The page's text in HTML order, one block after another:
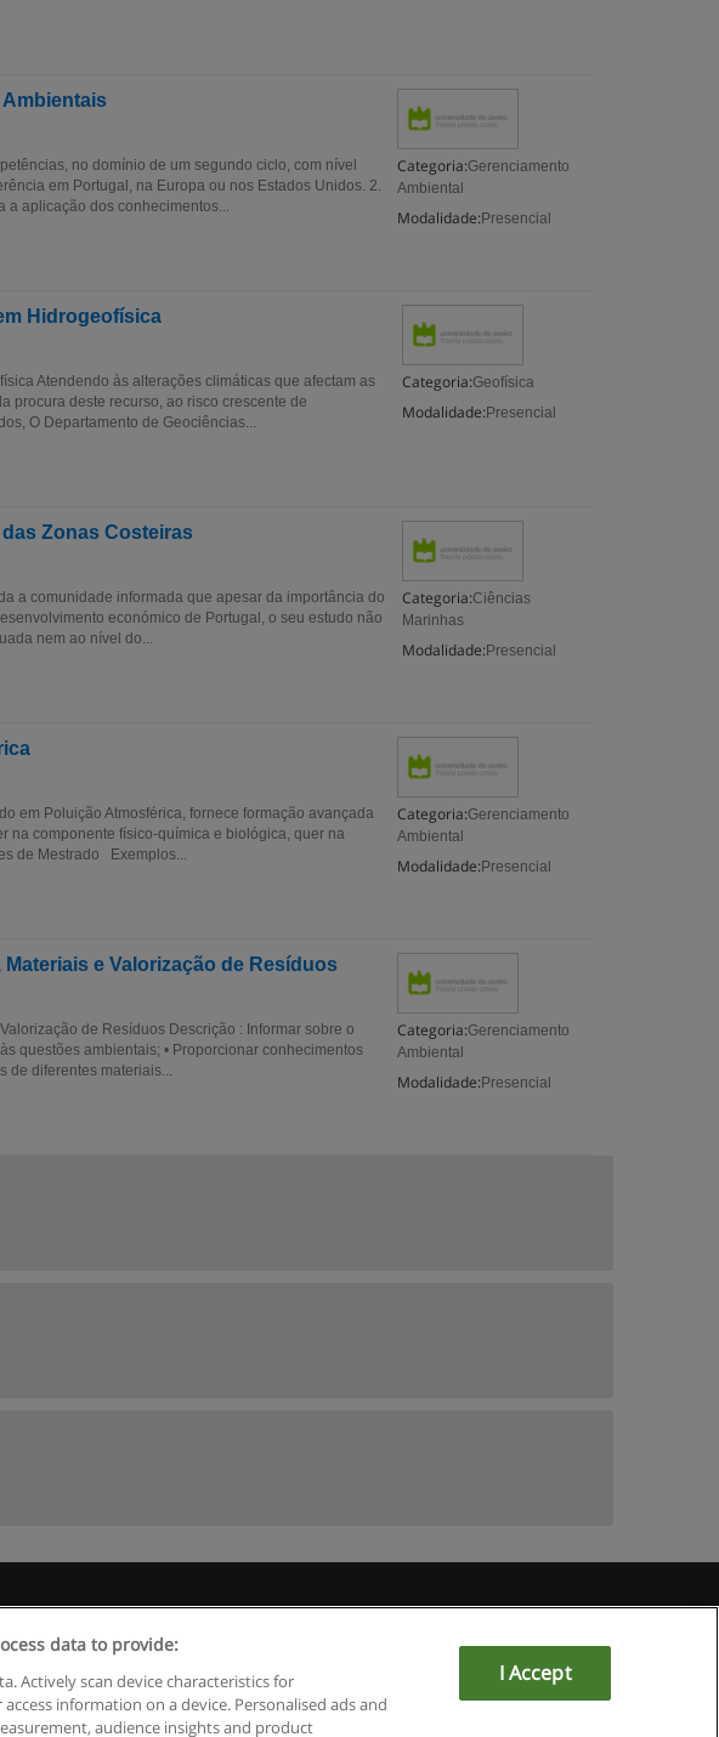
Ambientais
Categoria:Gerenciamento
Ambiental
Modalidade: Presencial
no domínio de um segundo ciclo, com nível
em Portugal, na Europa ou nos Estados Unidos. 2.
a aplicação dos conhecimentos...
Hidrogeofísica
Categoria:Geofísica
Modalidade: Presencial
Atendendo às alterações climáticas que afectam as
procura deste recurso, ao risco crescente de
O Departamento de Geociências...
Zonas Costeiras
Categoria:Ciências
Marinhas
Modalidade: Presencial
a comunidade informada que apesar da importância do
económico de Portugal, o seu estudo não
nem ao nível do...
Categoria:Gerenciamento
Ambiental
Modalidade: Presencial
em Poluição Atmosférica, fornece formação avançada
na componente físico‑química e biológica, quer na
de Mestrado Exemplos...
e Valorização de Resíduos
Categoria:Gerenciamento
Ambiental
Modalidade: Presencial
de Resíduos Descrição : Informar sobre o
questões ambientais; • Proporcionar conhecimentos
de diferentes materiais...
- www.educaedu.com.pt
data to provide:
Actively scan device characteristics for
information on a device. Personalised ads and
audience insights and product
I Accept